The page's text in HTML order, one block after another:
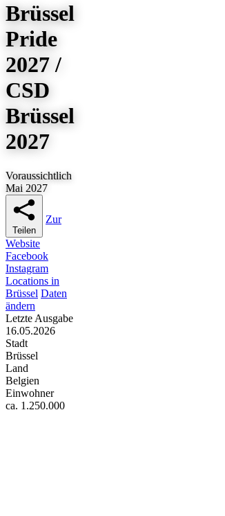
Brüssel
Pride
2027 /
CSD
Brüssel
2027
Voraussichtlich
Mai 2027
Teilen
Zur
Website
Facebook
Instagram
Locations in
Brüssel Daten
ändern
Letzte Ausgabe
16.05.2026
Stadt
Brüssel
Land
Belgien
Einwohner
ca. 1.250.000